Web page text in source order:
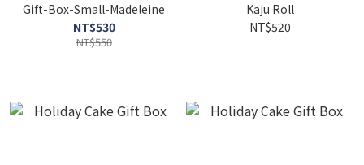
Gift-Box-Small-Madeleine
NT$530
NT$550
Kaju Roll
NT$520